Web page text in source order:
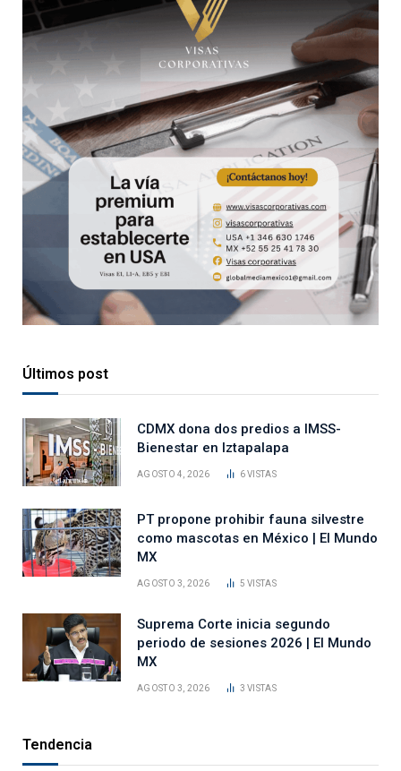
Últimos post
CDMX dona dos predios a IMSS-
Bienestar en Iztapalapa
AGOSTO 4, 2026 6VISTAS
PT propone prohibir fauna silvestre
como mascotas en México | El Mundo
MX
AGOSTO 3, 2026 5VISTAS
Suprema Corte inicia segundo
periodo de sesiones 2026 | El Mundo
MX
AGOSTO 3, 2026 3VISTAS
Tendencia